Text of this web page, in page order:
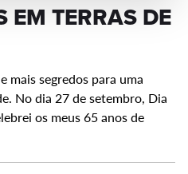
EM TERRAS DE
mais segredos para uma
No dia 27 de setembro, Dia
os meus 65 anos de